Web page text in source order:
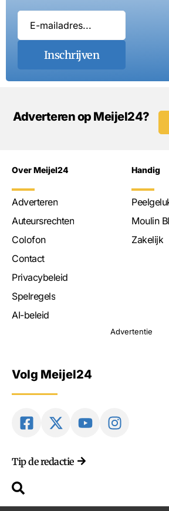
Inschrijven
Adverteren op Meijel24?
Over Meijel24
Adverteren
Auteursrechten
Colofon
Contact
Privacybeleid
Spelregels
AI-beleid
Handig
Moulin
Zakelijk
Advertentie
Volg Meijel24
Tip de redactie